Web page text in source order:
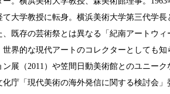
て大学教授に転身。横浜美術大学第三代学
既存の芸術祭とは異なる「紀南アートウ
世界的な現代アートのコレクターとしても
展（2011）や笠間日動美術館とのユニー
化庁「現代美術の海外発信に関する検討会」